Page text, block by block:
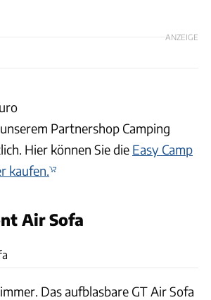
ANZEIGE
Partnershop Camping
Hier können Sie die Easy Camp
kaufen.
Air Sofa
Das aufblasbare GT Air Sofa